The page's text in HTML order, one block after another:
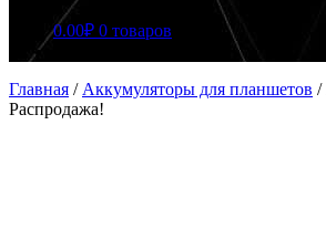
0.00₽ 0 товаров
Главная / Аккумуляторы для планшетов /
Распродажа!